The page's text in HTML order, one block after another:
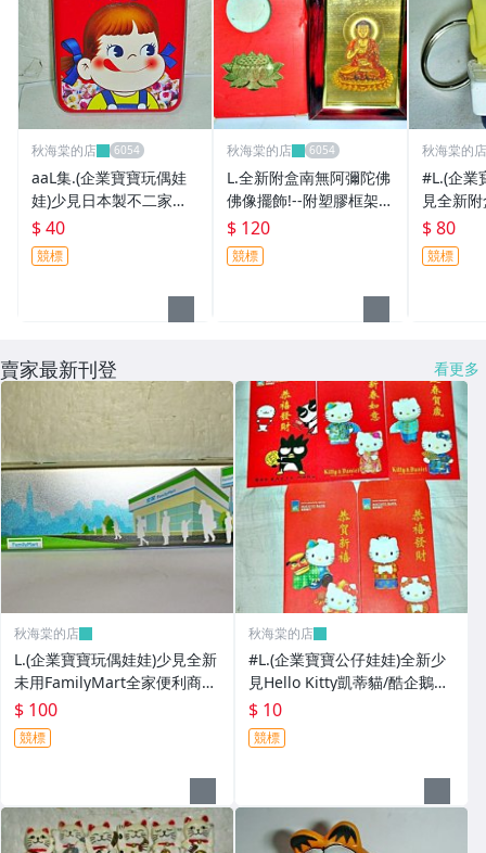
秋海棠的店
aaL集.(企業寶寶玩偶娃
娃)少見日本製不二家明
治娃娃奶妹置物盒!--值得
收藏!/黑箱40/-P
$ 40
競標
秋海棠的店
L.全新附盒南無阿彌陀佛
佛像擺飾!--附塑膠框架值
得收藏!/黑箱50-5房/-P
$ 120
競標
秋海棠的店
#L.(企業
見全新
子公仔/
6房樂箱
$ 80
競標
賣家最新刊登 看更多
秋海棠的店
L.(企業寶寶玩偶娃娃)少見全新
未用FamilyMart全家便利商店
鐵質筆盒!--值得擁有!
$ 100
競標
秋海棠的店
#L.(企業寶寶公仔娃娃)全新少
見Hello Kitty凱蒂貓/酷企鵝造
型紅包袋5個一套誠泰銀行所
贈!
$ 10
競標